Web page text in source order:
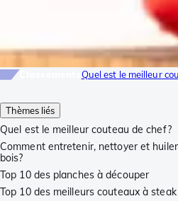
Thèmes liés
Quel est le meilleur couteau de chef?
Comment entretenir, nettoyer et
bois?
Top 10 des planches à découper
Top 10 des meilleurs couteaux à steak
Quel est le meilleur